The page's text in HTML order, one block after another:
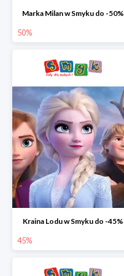
Marka Milan w Smyku do -50%
50%
Kraina Lodu w Smyku do -45%
45%